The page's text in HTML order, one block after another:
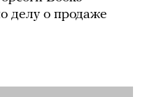
делу о продаже